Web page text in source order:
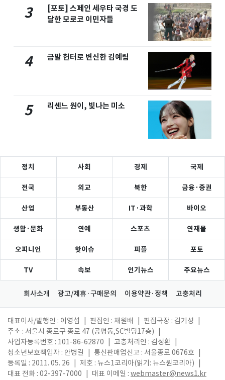
3
[포토] 스페인 세우타 국경 도
달한 모로코 이민자들
4 금발 헌터로 변신한 김예림
5 리센느 원이, 빛나는 미소
정치 사회 경제 국제
전국 외교 북한 금융·증권
산업 부동산 IT·과학 바이오
생활·문화 연예 스포츠 연재물
오피니언 핫이슈 피플 포토
TV 속보 인기뉴스 주요뉴스
회사소개 광고/제휴·구매문의 이용약관·정책 고충처리
대표이사/발행인 : 이영섭 편집인 : 채원배 편집국장 : 김기성
주소 : 서울시 종로구 종로 47 (공평동,SC빌딩17층)
사업자등록번호 : 101-86-62870
고충처리인 : 김성환
청소년보호책임자 : 안병길
통신판매업신고 : 서울종로 0676호
등록일 : 2011. 05. 26
제호 : 뉴스1코리아(읽기: 뉴스원코리아)
대표 전화 : 02-397-7000
대표 이메일 : webmaster@news1.kr